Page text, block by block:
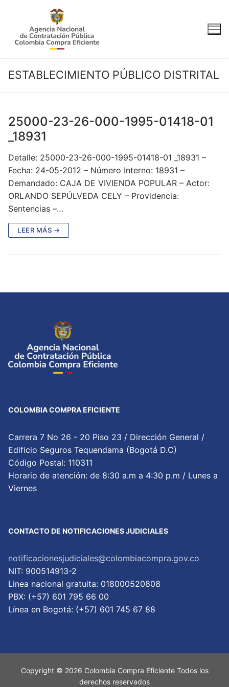
contenido
ESTABLECIMIENTO PÚBLICO DISTRITAL
25000-23-26-000-1995-01418-01
_18931
Detalle: 25000-23-26-000-1995-01418-01 _18931 –
Fecha: 24-05-2012 – Número Interno: 18931 –
Demandado: CAJA DE VIVIENDA POPULAR – Actor:
ORLANDO SEPÚLVEDA CELY – Providencia:
Sentencias –…
LEER MÁS →
COLOMBIA COMPRA EFICIENTE
Carrera 7 No 26 - 20 Piso 23 / Dirección General /
Edificio Seguros Tequendama (Bogotá D.C)
Código Postal: 110311
Horario de atención: de 8:30 a.m a 4:30 p.m / Lunes a
Viernes
CONTACTO DE NOTIFICACIONES JUDICIALES
notificacionesjudiciales@colombiacompra.gov.co
NIT: 900514913-2
Linea nacional gratuita: 018000520808
PBX: (+57) 601 795 66 00
Lí­nea en Bogotá: (+57) 601 745 67 88
Copyright © 2026 Colombia Compra Eficiente Todos los
derechos reservados